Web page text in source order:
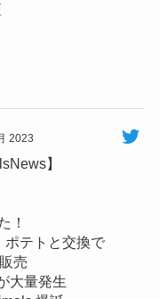
2023
】
！
テトと交換で
売
大量発生